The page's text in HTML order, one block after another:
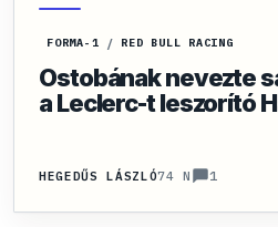
FORMA-1 / RED BULL RACING
Ostobának nevezte
a Leclerc-t leszorító
HEGEDŰS LÁSZLÓ74 N 1